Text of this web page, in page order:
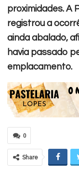
proximidades. A
registrou a
ainda abalado,
havia passado
emplacamento.
0
Share